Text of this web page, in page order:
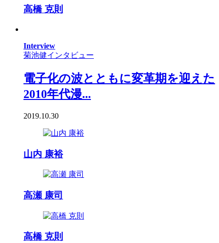
高橋 克則
Interview
菊池健インタビュー
電子化の波とともに変革期を迎えた
2010年代漫...
2019.10.30
山内 康裕
高瀬 康司
高橋 克則